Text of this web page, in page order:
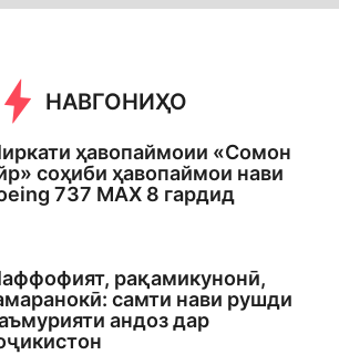
НАВГОНИҲО
ҳавопаймоии «Сомон
соҳиби ҳавопаймои нави
737 MAX 8 гардид
рақамикунонӣ,
самти нави рушди
андоз дар